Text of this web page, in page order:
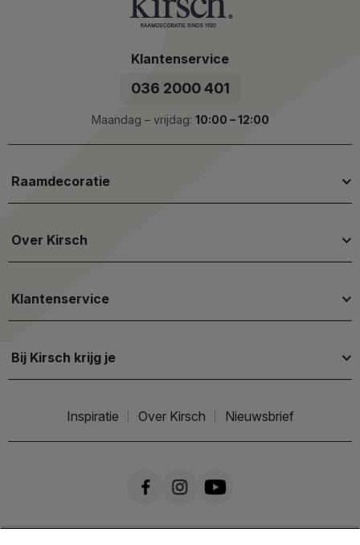
Klantenservice
036 2000 401
Maandag – vrijdag: 10:00 – 12:00
Raamdecoratie
Over Kirsch
Klantenservice
Bij Kirsch krijg je
Inspiratie Over Kirsch Nieuwsbrief